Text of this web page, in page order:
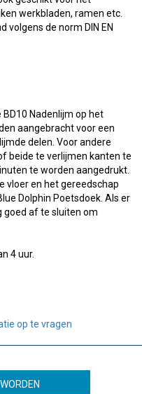
werkbladen, ramen etc.
volgens de norm DIN EN
Nadenlijm op het
aangebracht voor een
delen. Voor andere
beide te verlijmen kanten te
te worden aangedrukt.
vloer en het gereedschap
Dolphin Poetsdoek. Als er
goed af te sluiten om
4 uur.
op te vragen